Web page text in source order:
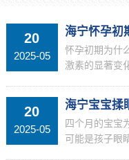
20
2025-05
海宁怀孕初
怀孕初期为什
激素的显著变
出现屁多的情
20
2025-05
海宁宝宝揉
四个月的宝宝
可能是孩子眼